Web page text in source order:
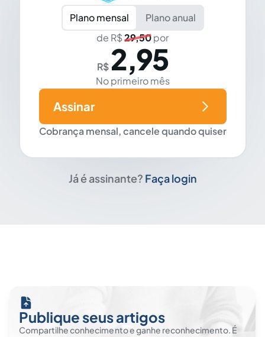
Plano mensal
Plano anual
de R$29,50por
R$ 2,95
No primeiro mês
Cobrança mensal, cancele quando quiser
Assinar
Já é assinante? Faça login
Publique seus artigos
Compartilhe conhecimento e ganhe reconhecimento. É